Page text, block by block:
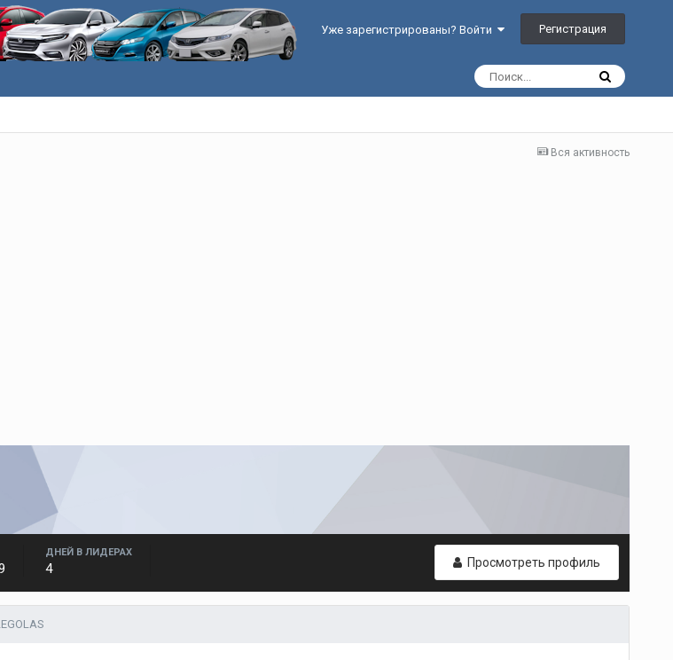
Уже зарегистрированы? Войти Регистрация
Вся активность
Просмотреть профиль
ДНЕЙ В ЛИДЕРАХ
4